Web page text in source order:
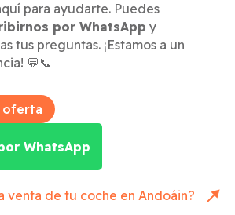
para ayudarte. Puedes
por WhatsApp y
tus preguntas. ¡Estamos a un
💬📞
oferta
WhatsApp
venta de tu coche en Andoáin?